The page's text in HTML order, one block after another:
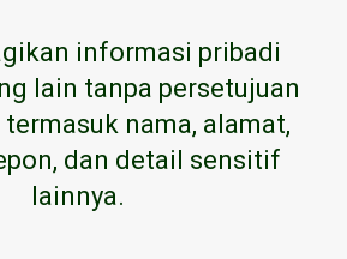
informasi pribadi
lain tanpa persetujuan
nama, alamat,
dan detail sensitif
lainnya.